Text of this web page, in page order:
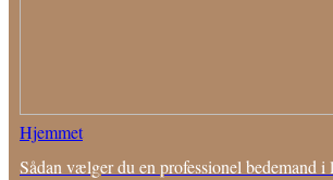
Hjemmet
Sådan vælger du en professionel bedemand i